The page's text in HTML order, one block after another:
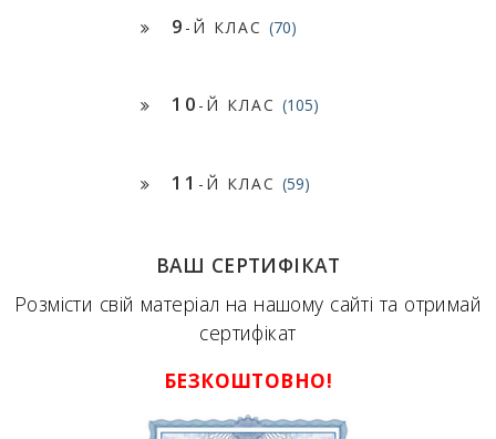
9 -Й КЛАС (70)
10 -Й КЛАС (105)
11 -Й КЛАС (59)
ВАШ СЕРТИФІКАТ
Розмісти свій матеріал на нашому сайті та отримай
сертифікат
БЕЗКОШТОВНО!